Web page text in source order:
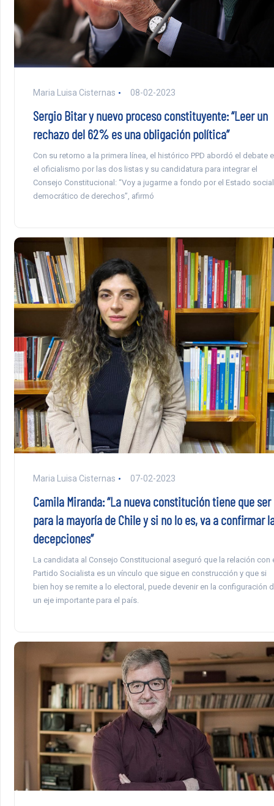
Maria Luisa Cisternas 08-02-2023
Sergio Bitar y nuevo proceso constituyente: “Leer un
rechazo del 62% es una obligación política”
Con su retorno a la primera línea, el histórico PPD abordó el debate
el oficialismo por las dos listas y su candidatura para integrar el
Consejo Constitucional: “Voy a jugarme a fondo por el Estado
democrático de derechos”, afirmó
Maria Luisa Cisternas 07-02-2023
Camila Miranda: “La nueva constitución tiene que ser
para la mayoría de Chile y si no lo es, va a confirmar
decepciones”
La candidata al Consejo Constitucional aseguró que la relación con
Partido Socialista es un vínculo que sigue en construcción y que si
bien hoy se remite a lo electoral, puede devenir en la configuración
un eje importante para el país.